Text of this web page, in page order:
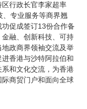
行政长官李家超率
、专业服务等商界翘
促成签订13份合作备
融、创新科技、可持
政商界领袖交流及举
香港与沙特阿拉伯和
和文化交流，为香港
商贸门户和面向全球